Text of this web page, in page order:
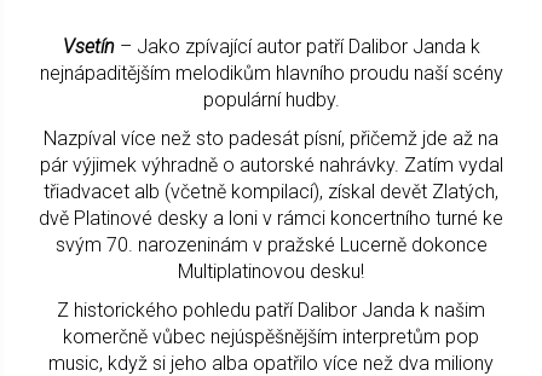
Vsetín – Jako zpívající autor patří Dalibor Janda k
nejnápaditějším melodikům hlavního proudu naší scény
populární hudby.
Nazpíval více než sto padesát písní, přičemž jde až na
pár výjimek výhradně o autorské nahrávky. Zatím vydal
třiadvacet alb (včetně kompilací), získal devět Zlatých,
dvě Platinové desky a loni v rámci koncertního turné ke
svým 70. narozeninám v pražské Lucerně dokonce
Multiplatinovou desku!
Z historického pohledu patří Dalibor Janda k našim
komerčně vůbec nejúspěšnějším interpretům pop
music, když si jeho alba opatřilo více než dva miliony